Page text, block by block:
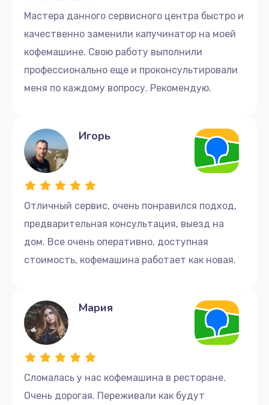
785 руб.
Заказать
450 руб.
Замена прокладок
Ремонт кофемолки
1145 руб.
Заказать
Заказать
Заказать
Мастера данного сервисного центра быстро и
качественно заменили капучинатор на моей
кофемашине. Свою работу выполнили
профессионально еще и проконсультировали
меня по каждому вопросу. Рекомендую.
Отличный сервис, очень понравился подход,
предварительная консультация, выезд на
дом. Все очень оперативно, доступная
стоимость, кофемашина работает как новая.
Игорь
Сломалась у нас кофемашина в ресторане.
Очень дорогая. Переживали как будут
Мария